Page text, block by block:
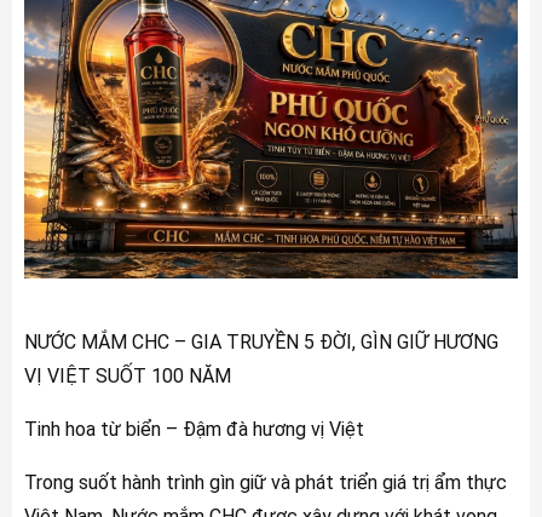
NƯỚC MẮM CHC – GIA TRUYỀN 5 ĐỜI, GÌN GIỮ HƯƠNG
VỊ VIỆT SUỐT 100 NĂM
Tinh hoa từ biển – Đậm đà hương vị Việt
Trong suốt hành trình gìn giữ và phát triển giá trị ẩm thực